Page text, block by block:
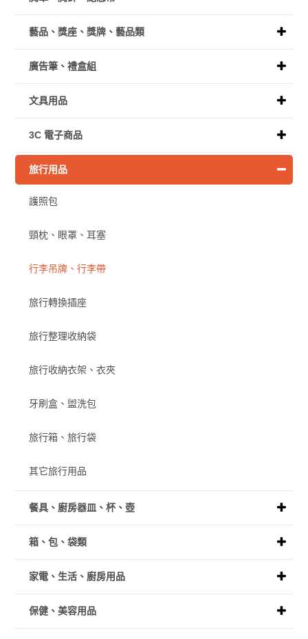
藝品、獎座、獎牌、藝品類
廣告筆、禮盒組
文具用品
3C 電子商品
旅行用品
護照包
頸枕、眼罩、耳塞
行李吊牌、行李帶
旅行轉換插座
旅行整理收納袋
旅行收納衣架、衣夾
牙刷盒、盥洗包
旅行箱、旅行袋
其它旅行用品
餐具、廚房器皿、杯、壺
箱、包、袋類
家電、生活、廚房用品
保健、美容用品